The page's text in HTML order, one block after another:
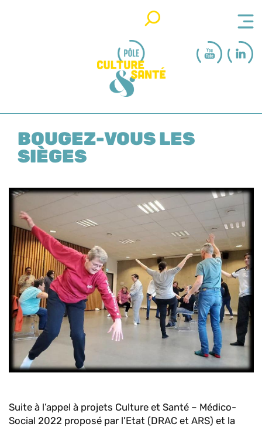
BOUGEZ-VOUS LES
SIÈGES
Suite à l’appel à projets Culture et Santé – Médico-
Social 2022 proposé par l’Etat (DRAC et ARS) et la